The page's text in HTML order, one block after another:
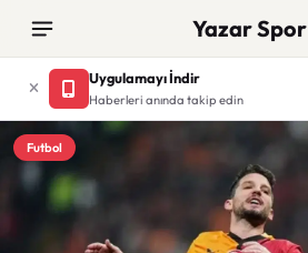
Yazar Spor
Uygulamayı İndir
Haberleri anında takip edin
Futbol